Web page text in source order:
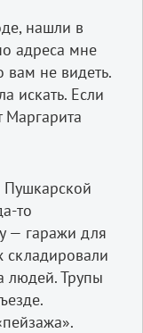
нашли в
адреса мне
вам не видеть.
искать. Если
Пушкарской
то
— гаражи для
складировали
людей. Трупы